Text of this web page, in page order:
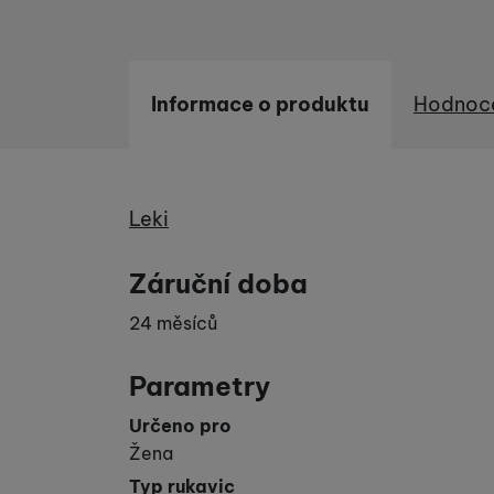
Informace o produktu
Výrobce
Leki
Záruční doba
24 měsíců
Parametry
Určeno pro
Žena
Typ rukavic